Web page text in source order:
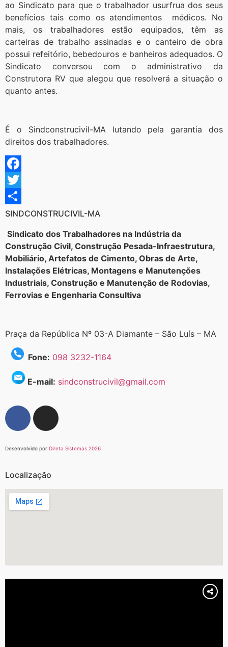
ao Sindicato para que o trabalhador usurfrua dos seus
benefícios tais como os atendimentos médicos. No
mais, os trabalhadores estão equipados, têm as
carteiras de trabalho assinadas e o canteiro de obra
possui refeitório, bebedouros e banheiros adequados. O
Sindicato conversou com o administrativo da
Construtora RV que alegou que resolverá a situação o
quanto antes.
É o Sindconstrucivil-MA lutando pela garantia dos
direitos dos trabalhadores.
Facebook
Twitter
Share
SINDCONSTRUCIVIL-MA
Sindicato dos Trabalhadores na Indústria da
Construção Civil, Construção Pesada-Infraestrutura,
Mobiliário, Artefatos de Cimento, Obras de Arte,
Instalações Elétricas, Montagens e Manutenções
Industriais, Construção e Manutenção de Rodovias,
Ferrovias e Engenharia Consultiva
Praça da República Nº 03-A Diamante – São Luís – MA
Fone: 098 3232-1164
E-mail: sindconstrucivil@gmail.com
Desenvolvido por Direta Sistemas 2026
Localização